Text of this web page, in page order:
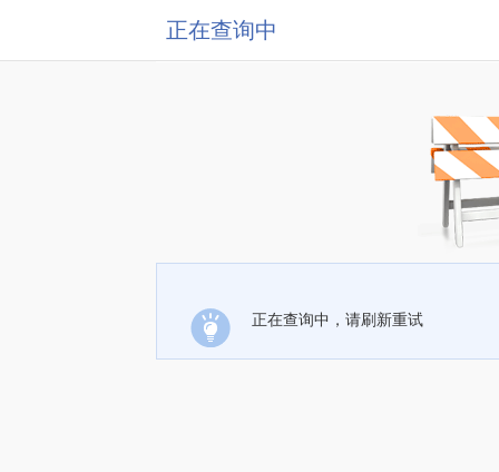
正在查询中
正在查询中，请刷新重试